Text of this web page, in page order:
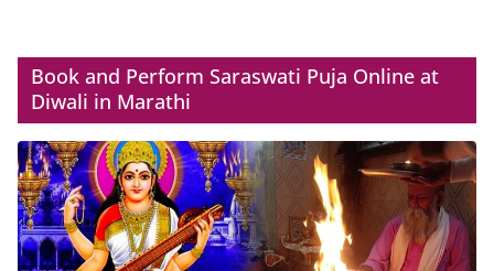
Book and Perform Saraswati Puja Online at
Diwali in Marathi